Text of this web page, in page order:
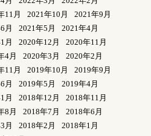
11月 2021年10月
2021年9月
月 2021年5月
2021年4月
月 2020年12月
2020年11月
4月 2020年3月
2020年2月
11月 2019年10月
2019年9月
月 2019年5月
2019年4月
月 2018年12月
2018年11月
8月 2018年7月
2018年6月
月 2018年2月
2018年1月